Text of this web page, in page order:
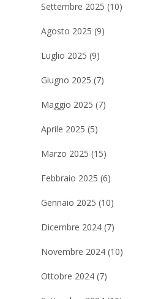
Settembre 2025 (10)
Agosto 2025 (9)
Luglio 2025 (9)
Giugno 2025 (7)
Maggio 2025 (7)
Aprile 2025 (5)
Marzo 2025 (15)
Febbraio 2025 (6)
Gennaio 2025 (10)
Dicembre 2024 (7)
Novembre 2024 (10)
Ottobre 2024 (7)